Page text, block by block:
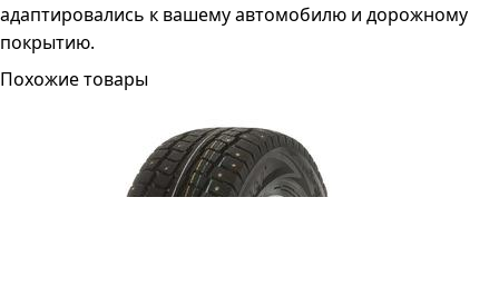
адаптировались к вашему автомобилю и дорожному
покрытию.
Похожие товары